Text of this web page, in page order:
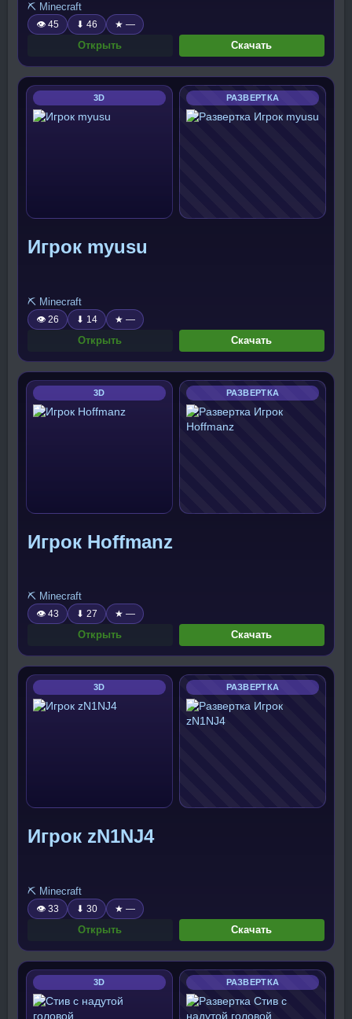
⛏️ Minecraft
👁 45 ⬇ 46 ★ —
Открыть Скачать
3D РАЗВЕРТКА
Игрок myusu
⛏️ Minecraft
👁 26 ⬇ 14 ★ —
Открыть Скачать
3D РАЗВЕРТКА
Игрок Hoffmanz
⛏️ Minecraft
👁 43 ⬇ 27 ★ —
Открыть Скачать
3D РАЗВЕРТКА
Игрок zN1NJ4
⛏️ Minecraft
👁 33 ⬇ 30 ★ —
Открыть Скачать
3D РАЗВЕРТКА